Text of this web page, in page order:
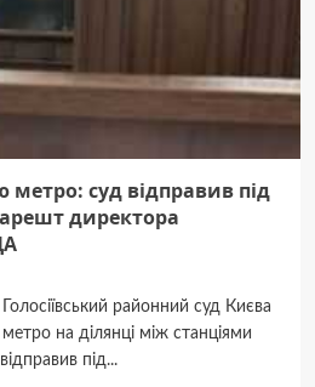
суд відправив під
директора
районний суд Києва
на ділянці між станціями
під...